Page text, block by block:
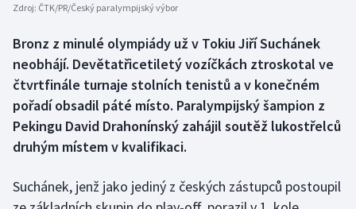
Box
Curling
Dostihy
Florbal
Zdroj: ČTK/PR/Český paralympijský výbor
Bronz z minulé olympiády už v Tokiu Jiří Suchánek
neobhájí. Devětatřicetiletý vozíčkách ztroskotal ve
čtvrtfinále turnaje stolních tenistů a v konečném
pořadí obsadil páté místo. Paralympijský šampion z
Pekingu David Drahonínský zahájil soutěž lukostřelců
druhým místem v kvalifikaci.
Suchánek, jenž jako jediný z českých zástupců postoupil